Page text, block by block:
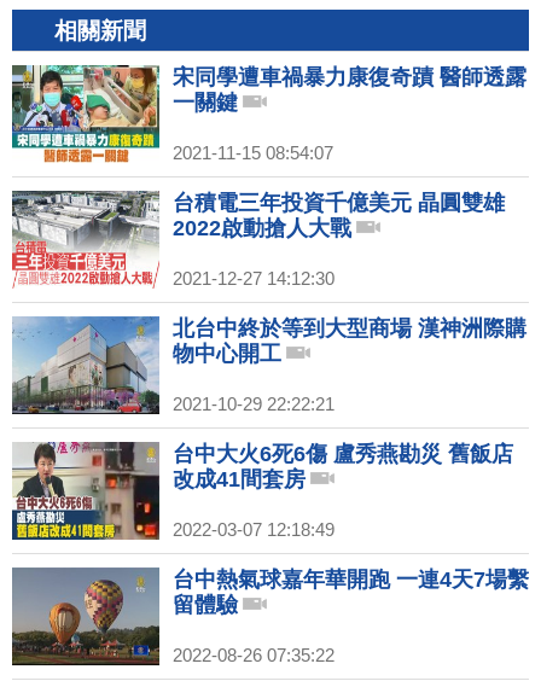
相關新聞
宋同學遭車禍暴力康復奇蹟 醫師透露
一關鍵
2021-11-15 08:54:07
台積電三年投資千億美元 晶圓雙雄
2022啟動搶人大戰
2021-12-27 14:12:30
北台中終於等到大型商場 漢神洲際購
物中心開工
2021-10-29 22:22:21
台中大火6死6傷 盧秀燕勘災 舊飯店
改成41間套房
2022-03-07 12:18:49
台中熱氣球嘉年華開跑 一連4天7場繫
留體驗
2022-08-26 07:35:22